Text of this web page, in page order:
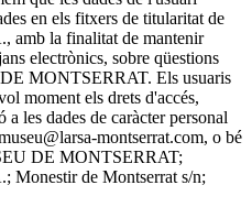
en els fitxers de titularitat de
la finalitat de mantenir
electrònics, sobre qüestions
MONTSERRAT. Els usuaris
moment els drets d'accés,
les dades de caràcter personal
montserrat.com, o bé
DE MONTSERRAT;
de Montserrat s/n;